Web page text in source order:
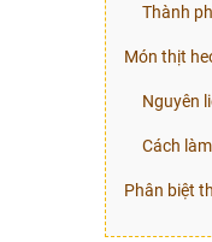
Thành
Món thịt
Nguyên
Cách
Phân biệt